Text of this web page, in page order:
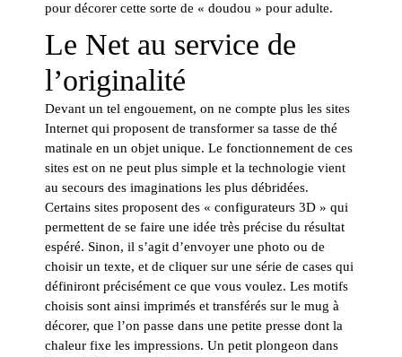
pour décorer cette sorte de « doudou » pour adulte.
Le Net au service de
l’originalité
Devant un tel engouement, on ne compte plus les sites
Internet qui proposent de transformer sa tasse de thé
matinale en un objet unique. Le fonctionnement de ces
sites est on ne peut plus simple et la technologie vient
au secours des imaginations les plus débridées.
Certains sites proposent des « configurateurs 3D » qui
permettent de se faire une idée très précise du résultat
espéré. Sinon, il s’agit d’envoyer une photo ou de
choisir un texte, et de cliquer sur une série de cases qui
définiront précisément ce que vous voulez. Les motifs
choisis sont ainsi imprimés et transférés sur le mug à
décorer, que l’on passe dans une petite presse dont la
chaleur fixe les impressions. Un petit plongeon dans